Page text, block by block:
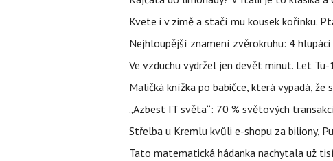
Kvete i v zimě a stačí mu kousek kořínku.
Nejhloupější znamení zvěrokruhu: 4
Ve vzduchu vydržel jen devět minut. Let
Maličká knížka po babičce, která vypadá,
„Azbest IT světa“: 70 % světových
Střelba u Kremlu kvůli e-shopu za biliony,
Tato matematická hádanka nachytala už